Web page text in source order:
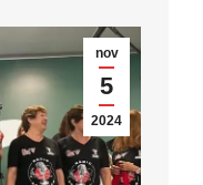
nov
5
2024